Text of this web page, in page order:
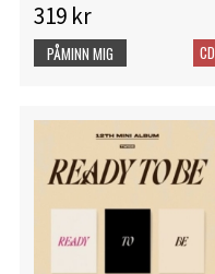
319 kr
CD
PÅMINN MIG